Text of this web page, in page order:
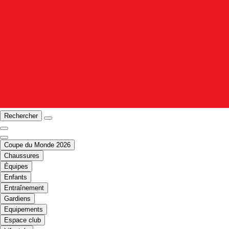
Rechercher
Coupe du Monde 2026
Chaussures
Équipes
Enfants
Entraînement
Gardiens
Equipements
Espace club